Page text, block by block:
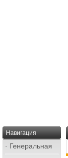
Навигация
· Генеральная